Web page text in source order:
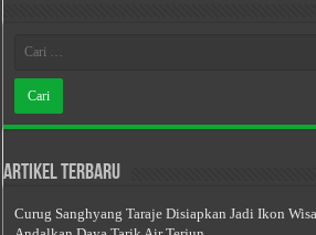
Artikel Terbaru
Curug Sanghyang Taraje Disiapkan Jadi Ikon